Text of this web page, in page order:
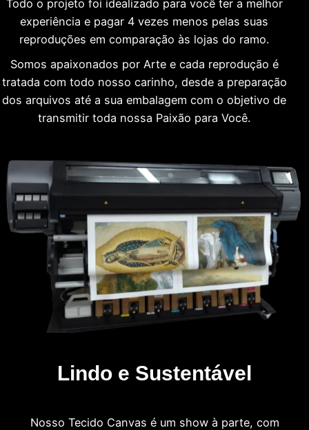
Todo o projeto foi idealizado para você ter a melhor
experiência e pagar 4 vezes menos pelas suas
reproduções em comparação às lojas do ramo.
Somos apaixonados por Arte e cada reprodução é
tratada com todo nosso carinho, desde a preparação
dos arquivos até a sua embalagem com o objetivo de
transmitir toda nossa Paixão para Você.
Lindo e Sustentável
Nosso Tecido Canvas é um show à parte, com